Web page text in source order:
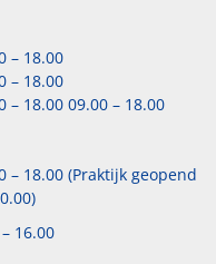
– 18.00
– 18.00
– 18.00 09.00 – 18.00
– 18.00 (Praktijk geopend
16.00